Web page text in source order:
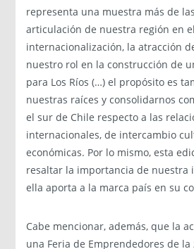
representa una muestra más de
articulación de nuestra región en
internacionalización, la atracción
nuestro rol en la construcción de
para Los Ríos (…) el propósito es
nuestras raíces y consolidarnos
el sur de Chile respecto a las
internacionales, de intercambio
económicas. Por lo mismo, esta
resaltar la importancia de nuestra
ella aporta a la marca país en su
Cabe mencionar, además, que la
una Feria de Emprendedores de la